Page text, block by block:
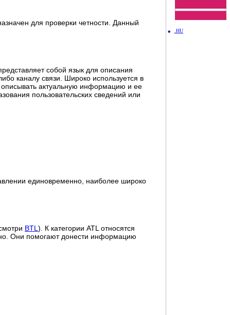
для проверки четности. Данный
собой язык для описания
каналу связи. Широко используется в
описывать актуальную информацию и ее
пользовательских сведений или
единовременно, наиболее широко
BTL ). К категории ATL относятся
Они помогают донести информацию
.HU